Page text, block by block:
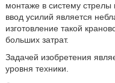
монтаже в систему стрелы
ввод усилий является
изготовление такой
больших затрат.
Задачей изобретения
уровня техники.